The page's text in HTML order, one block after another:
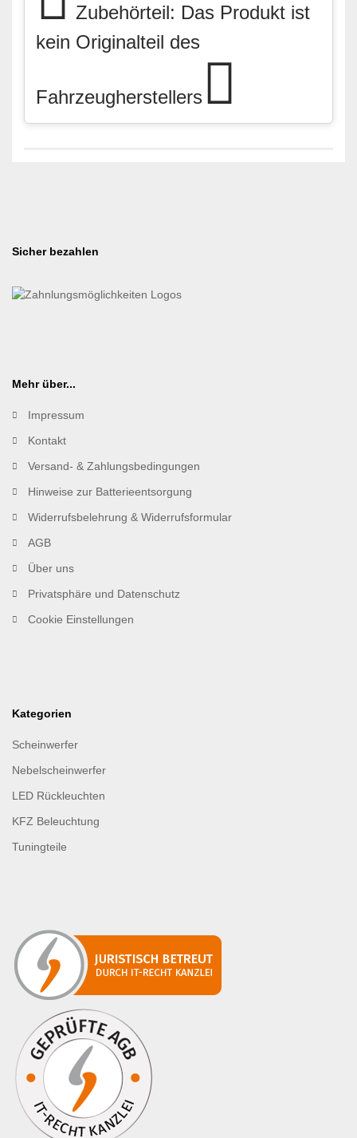
Zubehörteil: Das Produkt ist
kein Originalteil des
Fahrzeugherstellers
Sicher bezahlen
Mehr über...
Impressum
Kontakt
Versand- & Zahlungsbedingungen
Hinweise zur Batterieentsorgung
Widerrufsbelehrung & Widerrufsformular
AGB
Über uns
Privatsphäre und Datenschutz
Cookie Einstellungen
Kategorien
Scheinwerfer
Nebelscheinwerfer
LED Rückleuchten
KFZ Beleuchtung
Tuningteile